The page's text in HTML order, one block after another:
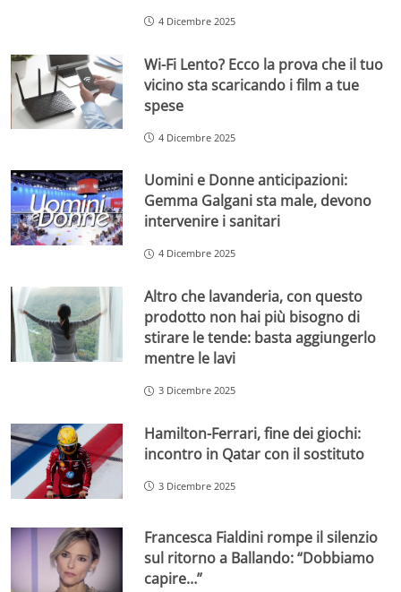
4 Dicembre 2025
Wi-Fi Lento? Ecco la prova che il tuo
vicino sta scaricando i film a tue
spese
4 Dicembre 2025
Uomini e Donne anticipazioni:
Gemma Galgani sta male, devono
intervenire i sanitari
4 Dicembre 2025
Altro che lavanderia, con questo
prodotto non hai più bisogno di
stirare le tende: basta aggiungerlo
mentre le lavi
3 Dicembre 2025
Hamilton-Ferrari, fine dei giochi:
incontro in Qatar con il sostituto
3 Dicembre 2025
Francesca Fialdini rompe il silenzio
sul ritorno a Ballando: “Dobbiamo
capire…”